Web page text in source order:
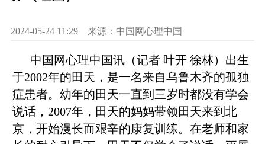
2024-05-24 11:29 来源：中国网心理中国​
中国网心理中国讯（记者 叶开 徐林）出生
于2002年的田天，是一名来自乌鲁木齐的孤独
症患者。幼年的田天一直到三岁时都没有学会
说话，2007年，田天的妈妈带领田天来到北
京，开始漫长而艰辛的康复训练。在老师和家